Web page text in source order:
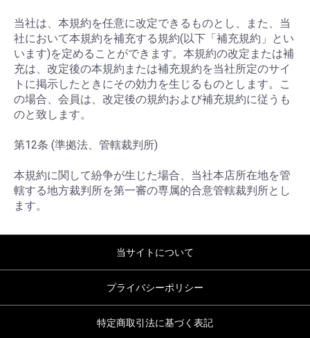
当社は、本規約を任意に改定できるものとし、また、当
社において本規約を補充する規約(以下「補充規約」とい
います)を定めることができます。本規約の改定または補
充は、改定後の本規約または補充規約を当社所定のサイ
トに掲示したときにその効力を生じるものとします。こ
の場合、会員は、改定後の規約および補充規約に従うも
のと致します。
第12条 (準拠法、管轄裁判所)
本規約に関して紛争が生じた場合、当社本店所在地を管
轄する地方裁判所を第一審の専属的合意管轄裁判所とし
ます。
当サイトについて
プライバシーポリシー
特定商取引法に基づく表記